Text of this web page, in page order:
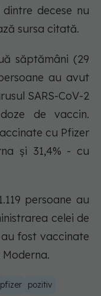
decese nu
sursa citată.
săptămâni (29
au avut
SARS-CoV-2
de vaccin.
cu Pfizer
și 31,4% - cu
persoane au
celei de
fost vaccinate
Moderna.
pfizer pozitiv